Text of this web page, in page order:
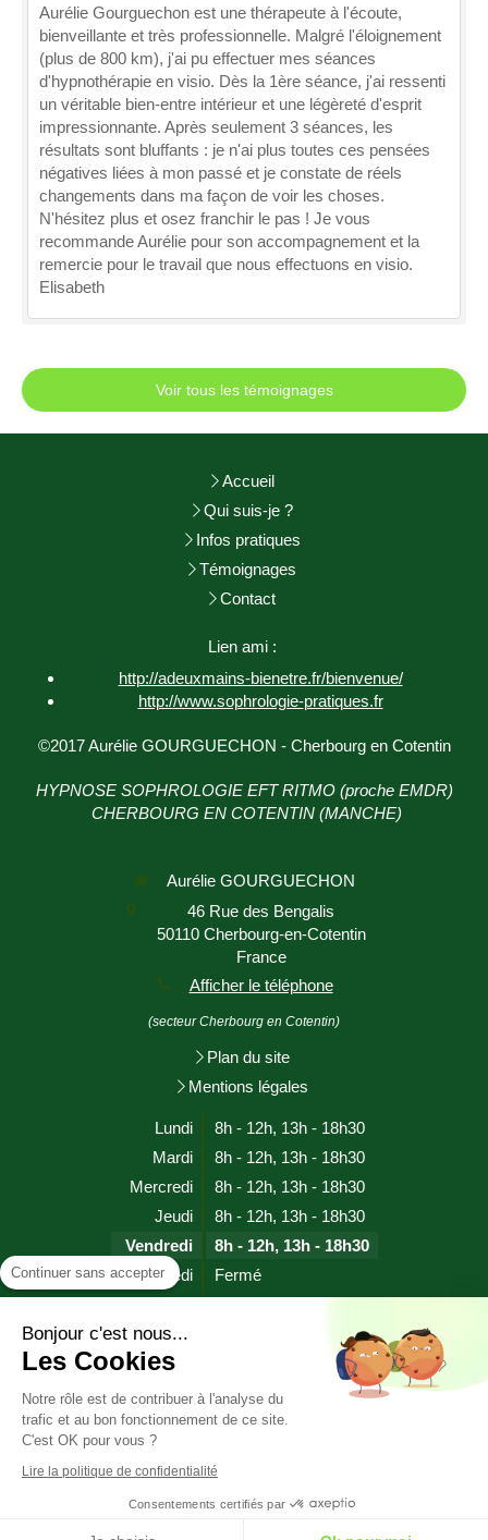
Aurélie Gourguechon est une thérapeute à l'écoute,
bienveillante et très professionnelle. Malgré l'éloignement
(plus de 800 km), j'ai pu effectuer mes séances
d'hypnothérapie en visio. Dès la 1ère séance, j'ai ressenti
un véritable bien-entre intérieur et une légèreté d'esprit
impressionnante. Après seulement 3 séances, les
résultats sont bluffants : je n'ai plus toutes ces pensées
négatives liées à mon passé et je constate de réels
changements dans ma façon de voir les choses.
N'hésitez plus et osez franchir le pas ! Je vous
recommande Aurélie pour son accompagnement et la
remercie pour le travail que nous effectuons en visio.
Elisabeth
Voir tous les témoignages
Accueil
Qui suis-je ?
Infos pratiques
Témoignages
Contact
Lien ami :
http://adeuxmains-bienetre.fr/bienvenue/
http://www.sophrologie-pratiques.fr
©2017 Aurélie GOURGUECHON - Cherbourg en Cotentin
HYPNOSE SOPHROLOGIE EFT RITMO (proche EMDR)
CHERBOURG EN COTENTIN (MANCHE)
Aurélie GOURGUECHON
46 Rue des Bengalis
50110 Cherbourg-en-Cotentin
France
Afficher le téléphone
(secteur Cherbourg en Cotentin)
Plan du site
Mentions légales
Lundi 8h - 12h, 13h - 18h30
Mardi
8h - 12h, 13h - 18h30
Mercredi
8h - 12h, 13h - 18h30
Jeudi
8h - 12h, 13h - 18h30
Vendredi
8h - 12h, 13h - 18h30
Samedi
Fermé
Prendre rendez-vous
HYPNOSE SOPHROLOGIE EFT RITMO (proche EMDR)
Continuer sans accepter
Bonjour c'est nous...
Les Cookies
Notre rôle est de contribuer à l'analyse du
trafic et au bon fonctionnement de ce site.
C'est OK pour vous ?
Lire la politique de confidentialité
Consentements certifiés par